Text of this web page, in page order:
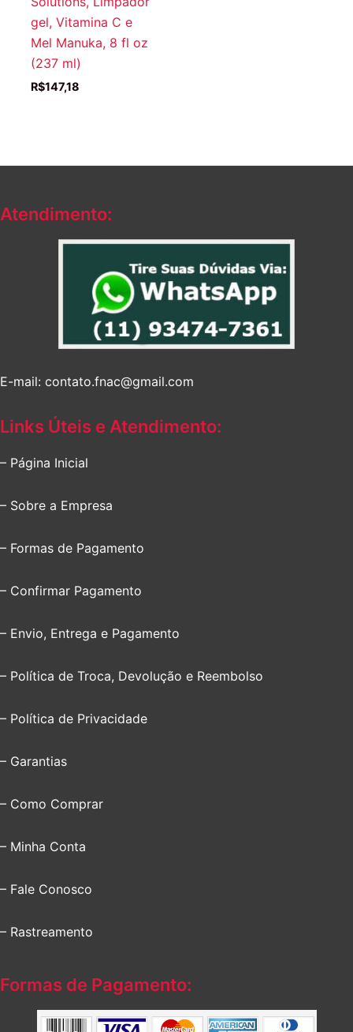
gel, Vitamina C e
Mel Manuka, 8 fl oz
(237 ml)
R$147,18
Atendimento:
E-mail: contato.fnac@gmail.com
Links Úteis e Atendimento:
– Página Inicial
– Sobre a Empresa
– Formas de Pagamento
– Confirmar Pagamento
– Envio, Entrega e Pagamento
– Política de Troca, Devolução e Reembolso
– Política de Privacidade
– Garantias
– Como Comprar
– Minha Conta
– Fale Conosco
– Rastreamento
Formas de Pagamento: